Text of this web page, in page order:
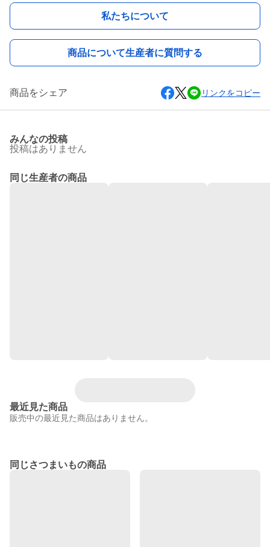
私たちについて
商品について生産者に質問する
商品をシェア リンクをコピー
みんなの投稿
投稿はありません
同じ生産者の商品
最近見た商品
販売中の最近見た商品はありません。
同じさつまいもの商品